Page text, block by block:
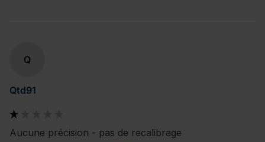
Q
Qtd91
Aucune précision - pas de recalibrage